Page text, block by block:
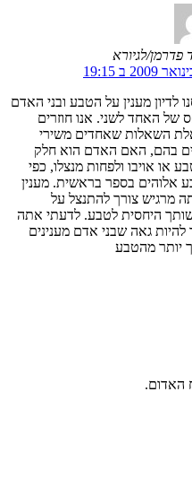
פדרמן/לגיורא
לדיון מענין על הטבע ובני האדם
של האחד לשני. אנו חוזרים
השאלות שאחדים משירי
בהם, האם האדם הוא חלק
או אויבו ולפחות מנצלו, כפי
אלוהים בספר בראשית. מענין
מרגיש צורך להתנצל על
היחסית לטבע. לדעתי אתה
להיות גאה שבני אדם מענינים
יותר מהטבע
האדום.